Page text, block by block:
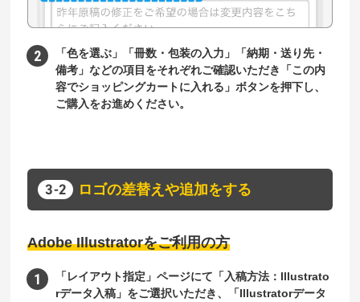
「色を選ぶ」「冊数・包装の入力」「納期・送り先・
備考」などの項目をそれぞれご確認いただき「この内
容でショッピングカートに入れる」ボタンを押下し、
ご購入をお進めください。
ロゴの差替えや追加をする
Adobe Illustratorをご利用の方
「レイアウト指定」ページにて「入稿方法：Illustrato
rデータ入稿」をご選択いただき、「Illustratorデータ